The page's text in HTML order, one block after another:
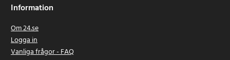
Information
Om 24.se
Logga in
Vanliga frågor - FAQ